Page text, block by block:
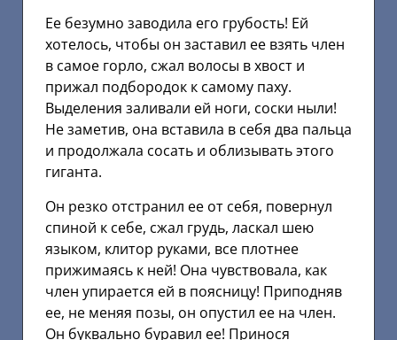
Ее безумно заводила его грубость! Ей
хотелось, чтобы он заставил ее взять член
в самое горло, сжал волосы в хвост и
прижал подбородок к самому паху.
Выделения заливали ей ноги, соски ныли!
Не заметив, она вставила в себя два пальца
и продолжала сосать и облизывать этого
гиганта.
Он резко отстранил ее от себя, повернул
спиной к себе, сжал грудь, ласкал шею
языком, клитор руками, все плотнее
прижимаясь к ней! Она чувствовала, как
член упирается ей в поясницу! Приподняв
ее, не меняя позы, он опустил ее на член.
Он буквально буравил ее! Принося